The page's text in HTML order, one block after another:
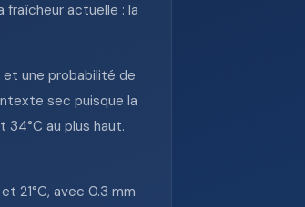
fraîcheur actuelle : la
et une probabilité de
sec puisque la
34°C au plus haut.
21°C, avec 0.3 mm